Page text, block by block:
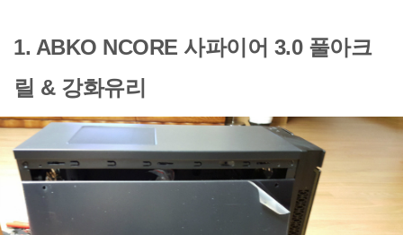
1. ABKO NCORE 사파이어 3.0 풀아크
릴 & 강화유리